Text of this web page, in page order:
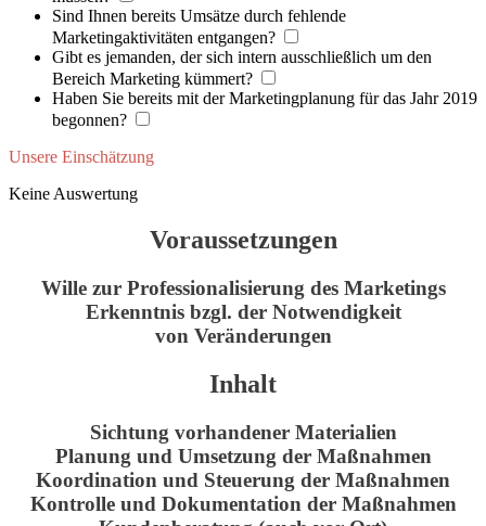
Sind Ihnen bereits Umsätze durch fehlende
Marketingaktivitäten entgangen?
Gibt es jemanden, der sich intern ausschließlich um den
Bereich Marketing kümmert?
Haben Sie bereits mit der Marketingplanung für das Jahr 2019
begonnen?
Unsere Einschätzung
Keine Auswertung
Voraussetzungen
Wille zur Professionalisierung des Marketings
Erkenntnis bzgl. der Notwendigkeit
von Veränderungen
Inhalt
Sichtung vorhandener Materialien
Planung und Umsetzung der Maßnahmen
Koordination und Steuerung der Maßnahmen
Kontrolle und Dokumentation der Maßnahmen